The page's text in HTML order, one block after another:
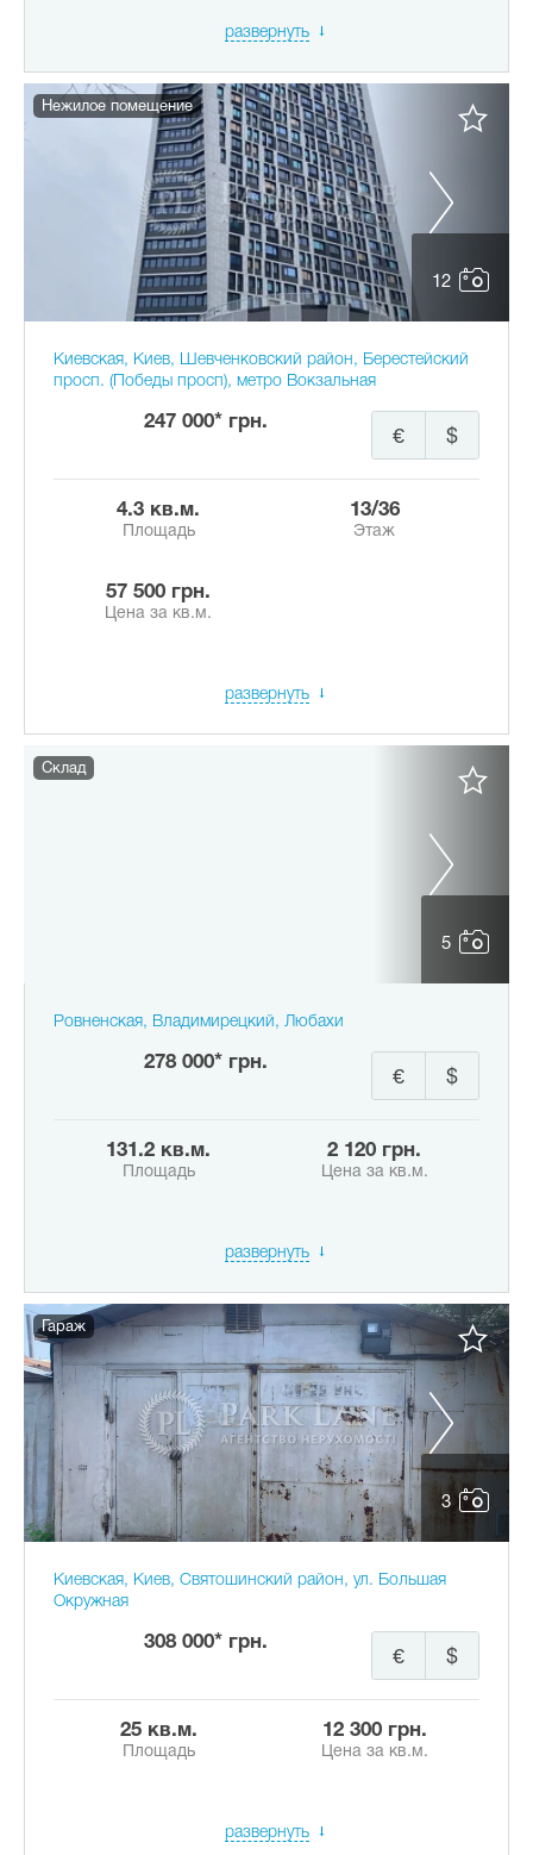
развернуть
12
Нежилое помещение
Киевская, Киев, Шевченковский район, Берестейский
просп. (Победы просп), метро Вокзальная
247 000* грн.
$
€
4.3 кв.м.
Площадь
13/36
Этаж
57 500 грн.
Цена за кв.м.
развернуть
5
Склад
Ровненская, Владимирецкий, Любахи
278 000* грн.
$
€
131.2 кв.м.
Площадь
2 120 грн.
Цена за кв.м.
развернуть
3
Гараж
Киевская, Киев, Святошинский район, ул. Большая
Окружная
308 000* грн.
$
€
25 кв.м.
Площадь
12 300 грн.
Цена за кв.м.
развернуть